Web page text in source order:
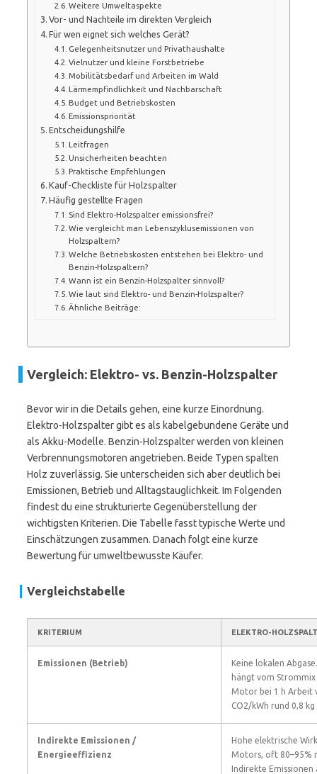
Weitere Umweltaspekte
Vor- und Nachteile im direkten Vergleich
Für wen eignet sich welches Gerät?
Gelegenheitsnutzer und Privathaushalte
Vielnutzer und kleine Forstbetriebe
Mobilitätsbedarf und Arbeiten im Wald
Lärmempfindlichkeit und Nachbarschaft
Budget und Betriebskosten
Emissionspriorität
Entscheidungshilfe
Leitfragen
Unsicherheiten beachten
Praktische Empfehlungen
Kauf-Checkliste für Holzspalter
Häufig gestellte Fragen
Sind Elektro-Holzspalter emissionsfrei?
Wie vergleicht man Lebenszyklusemissionen von
Holzspaltern?
Welche Betriebskosten entstehen bei Elektro- und
Benzin-Holzspaltern?
Wann ist ein Benzin-Holzspalter sinnvoll?
Wie laut sind Elektro- und Benzin-Holzspalter?
Ähnliche Beiträge:
Vergleich: Elektro- vs. Benzin-Holzspalter
Bevor wir in die Details gehen, eine kurze Einordnung.
Elektro-Holzspalter gibt es als kabelgebundene Geräte und
als Akku-Modelle. Benzin-Holzspalter werden von kleinen
Verbrennungsmotoren angetrieben. Beide Typen spalten
Holz zuverlässig. Sie unterscheiden sich aber deutlich bei
Emissionen, Betrieb und Alltagstauglichkeit. Im Folgenden
findest du eine strukturierte Gegenüberstellung der
wichtigsten Kriterien. Die Tabelle fasst typische Werte und
Einschätzungen zusammen. Danach folgt eine kurze
Bewertung für umweltbewusste Käufer.
Vergleichstabelle
KRITERIUM ELEKTRO-
Emissionen (Betrieb)
Keine lokalen
hängt vom Strommix
Motor bei 1 h Arbeit
CO2/kWh rund 0,8 kg
Indirekte Emissionen /
Energieeffizienz
Hohe elektrische
Motors, oft 80–95%
Indirekte Emissionen